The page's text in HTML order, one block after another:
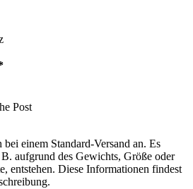
einem Standard-Versand an. Es
aufgrund des Gewichts, Größe oder
entstehen. Diese Informationen findest